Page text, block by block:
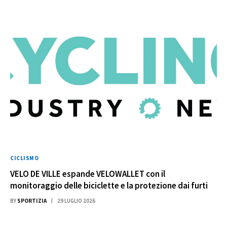
CICLISMO
VELO DE VILLE espande VELOWALLET con il
monitoraggio delle biciclette e la protezione dai furti
BY SPORTIZIA 29 LUGLIO 2026